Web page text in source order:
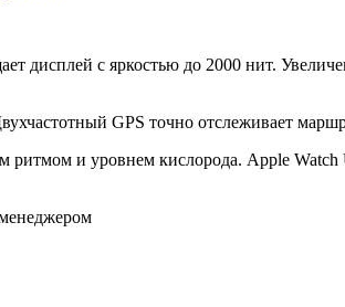
дисплей с яркостью до 2000 нит.
GPS точно отслеживает
и уровнем кислорода. Apple